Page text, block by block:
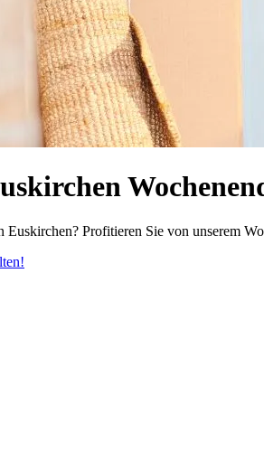
Euskirchen? Profitieren Sie von unserem